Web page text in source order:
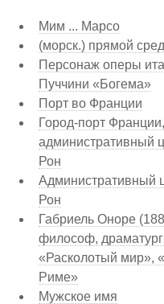
Мим ... Марсо
(морск.) прямой
Персонаж оперы
Пуччини «Богема»
Порт во Франции
Город-порт
административный
Рон
Административный
Рон
Габриель Оноре
философ, драматург
«Расколотый мир»,
Риме»
Мужское имя